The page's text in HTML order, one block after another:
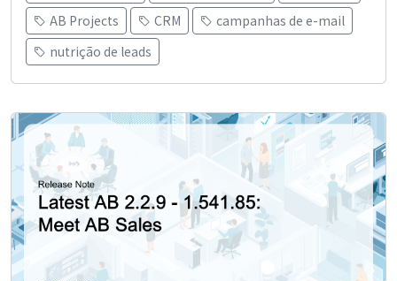
AB Projects
CRM
campanhas de e-mail
nutrição de leads